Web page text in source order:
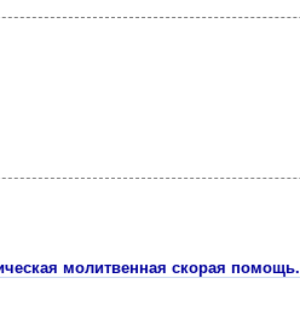
молитвенная скорая помощь.